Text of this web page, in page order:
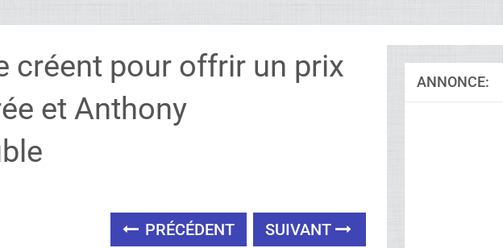
créent pour offrir un prix
et Anthony
PRÉCÉDENT SUIVANT
ANNONCE: